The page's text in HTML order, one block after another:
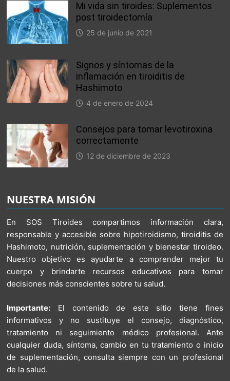
Mi vida sin tiroides: Suplementos
post tiroidectomía
25 de junio de 2021
Signos y síntomas de la
inflamación en tiroiditis de
Hashimoto
4 de enero de 2024
Consejos para tomar levotiroxina
correctamente
12 de diciembre de 2023
NUESTRA MISIÓN
En SOS Tiroides compartimos información clara,
responsable y accesible sobre hipotiroidismo, tiroiditis de
Hashimoto, nutrición, suplementación y bienestar tiroideo.
Nuestro objetivo es ayudarte a comprender mejor tu
cuerpo y brindarte recursos educativos para tomar
decisiones más conscientes sobre tu salud.
Importante: El contenido de este sitio tiene fines
informativos y no sustituye el consejo, diagnóstico,
tratamiento ni seguimiento médico profesional. Ante
cualquier duda, síntoma, cambio en tu tratamiento o inicio
de suplementación, consulta siempre con un profesional
de la salud.